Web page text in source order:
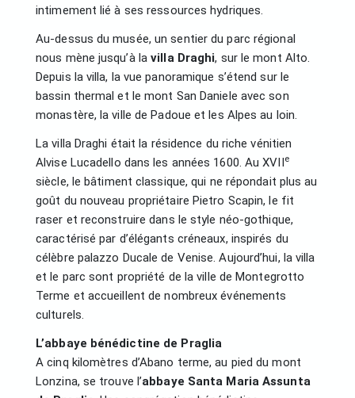
intimement lié à ses ressources hydriques.
Au-dessus du musée, un sentier du parc régional
nous mène jusqu’à lavilla Draghi, sur le mont Alto.
Depuis la villa, la vue panoramique s’étend sur le
bassin thermal et le mont San Daniele avec son
monastère, la ville de Padoue et les Alpes au loin.
La villa Draghi était la résidence du riche vénitien
Alvise Lucadello dans les années 1600. Au XVIIe
siècle, le bâtiment classique, qui ne répondait plus au
goût du nouveau propriétaire Pietro Scapin, le fit
raser et reconstruire dans le style néo-gothique,
caractérisé par d’élégants créneaux, inspirés du
célèbre palazzo Ducale de Venise. Aujourd’hui, la villa
et le parc sont propriété de la ville de Montegrotto
Terme et accueillent de nombreux événements
culturels.
L’abbaye bénédictine de Praglia
A cinq kilomètres d’Abano terme, au pied du mont
Lonzina, se trouve l’abbaye Santa Maria Assunta